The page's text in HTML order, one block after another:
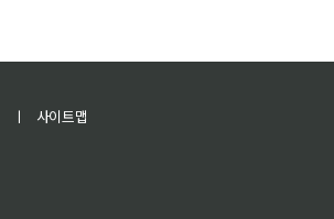
ㅣ
사이트맵